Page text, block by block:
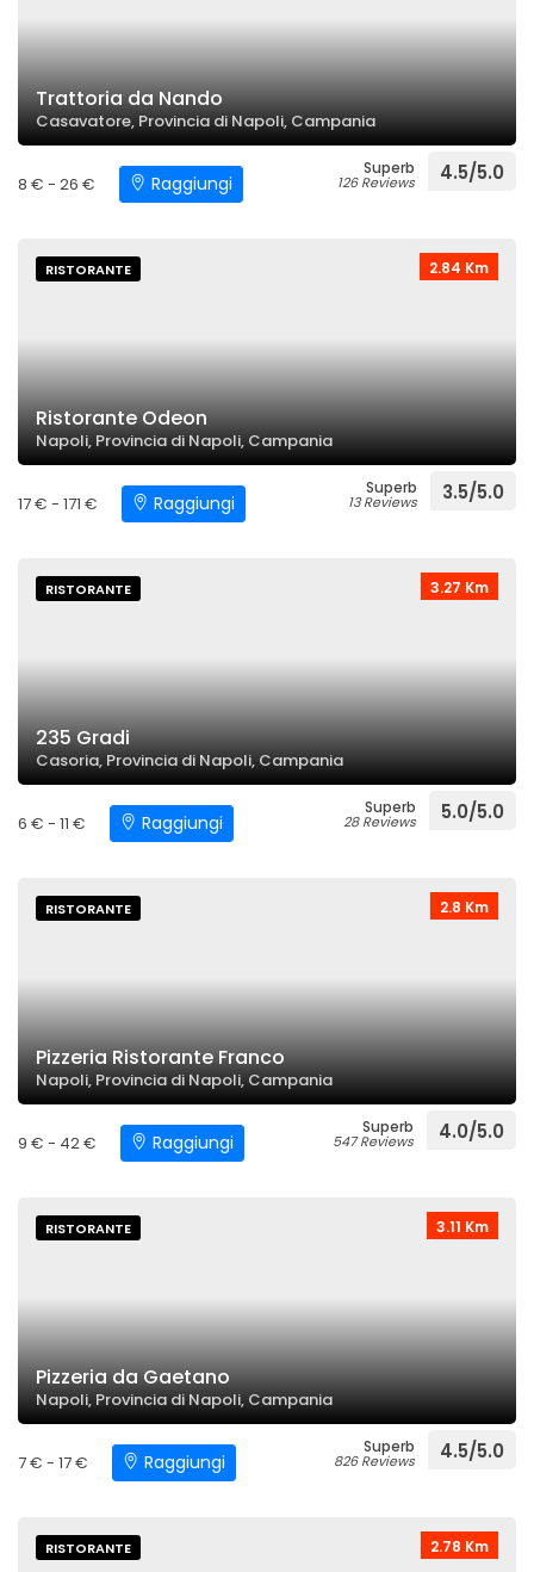
Trattoria da Nando
Casavatore, Provincia di Napoli, Campania
8 € - 26 € Raggiungi
Superb
126 Reviews 4.5/5.0
2.84 Km
RISTORANTE
Ristorante Odeon
Napoli, Provincia di Napoli, Campania
17 € - 171 € Raggiungi
Superb
13 Reviews 3.5/5.0
3.27 Km
RISTORANTE
235 Gradi
Casoria, Provincia di Napoli, Campania
6 € - 11 € Raggiungi
Superb
28 Reviews 5.0/5.0
2.8 Km
RISTORANTE
Pizzeria Ristorante Franco
Napoli, Provincia di Napoli, Campania
9 € - 42 € Raggiungi
Superb
547 Reviews 4.0/5.0
3.11 Km
RISTORANTE
Pizzeria da Gaetano
Napoli, Provincia di Napoli, Campania
7 € - 17 € Raggiungi
Superb
826 Reviews 4.5/5.0
2.78 Km
RISTORANTE